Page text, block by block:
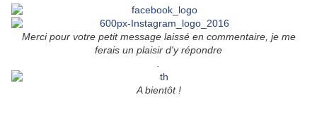
Merci pour votre petit message laissé en commentaire, je me
ferais un plaisir d'y répondre
A bientôt !